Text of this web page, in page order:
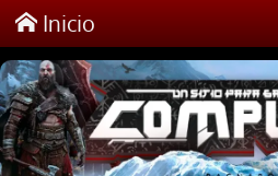
Inicio